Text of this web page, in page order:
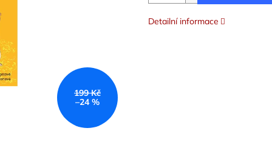
199 Kč
–24 %
Detailní informace